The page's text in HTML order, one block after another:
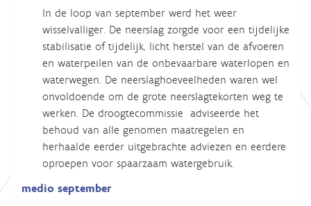
In de loop van september werd het weer
wisselvalliger. De neerslag zorgde voor een tijdelijke
stabilisatie of tijdelijk, licht herstel van de afvoeren
en waterpeilen van de onbevaarbare waterlopen en
waterwegen. De neerslaghoeveelheden waren wel
onvoldoende om de grote neerslagtekorten weg te
werken. De droogtecommissie adviseerde het
behoud van alle genomen maatregelen en
herhaalde eerder uitgebrachte adviezen en eerdere
oproepen voor spaarzaam watergebruik.
medio september